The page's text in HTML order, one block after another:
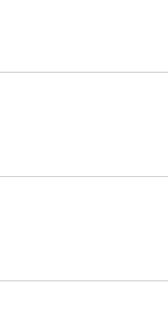
王，上分之中
須彌山下有三
赤真珠，車渠
，有種種微妙
為七寶金銀琉
曰鉢手。其中
三十三諸天宮